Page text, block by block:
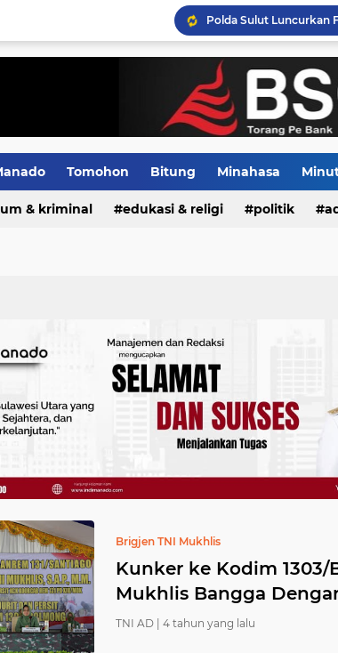
PLN Terus
Tomohon Bitung Minahasa
& kriminal edukasi & religi politik
Brigjen TNI Mukhlis
Kunker ke Kodim
Mukhlis Bangga
TNI AD | 4 tahun yang lalu